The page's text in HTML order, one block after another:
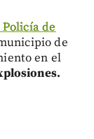
de
de
en el